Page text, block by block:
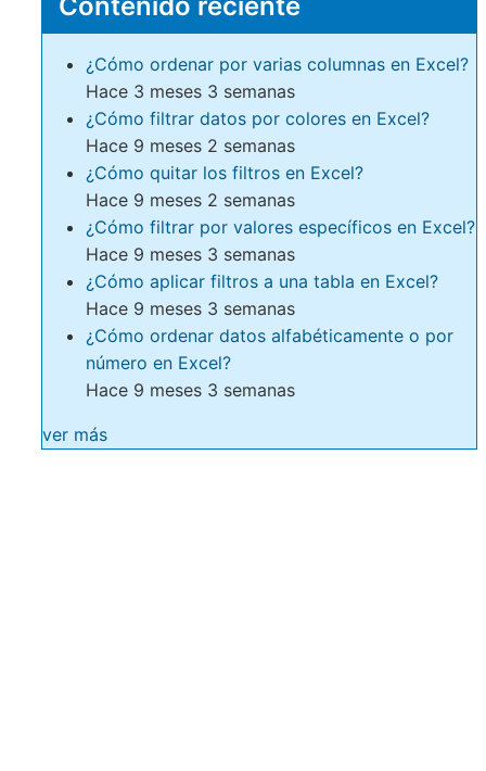
Contenido reciente
¿Cómo ordenar por varias columnas en Excel?
Hace 3 meses 3 semanas
¿Cómo filtrar datos por colores en Excel?
Hace 9 meses 2 semanas
¿Cómo quitar los filtros en Excel?
Hace 9 meses 2 semanas
¿Cómo filtrar por valores específicos en Excel?
Hace 9 meses 3 semanas
¿Cómo aplicar filtros a una tabla en Excel?
Hace 9 meses 3 semanas
¿Cómo ordenar datos alfabéticamente o por
número en Excel?
Hace 9 meses 3 semanas
ver más